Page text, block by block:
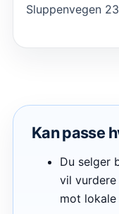
Sluppenvegen
Kan passe
Du selger
vil
mot lokale